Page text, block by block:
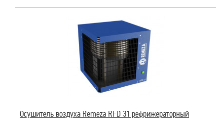
Осушитель воздуха Remeza RFD 31 рефрижераторный